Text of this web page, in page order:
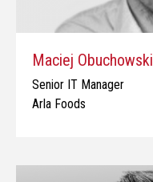
Maciej Obuchowski
Senior IT Manager
Arla Foods